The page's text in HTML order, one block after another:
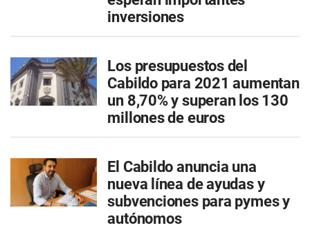
inversiones
Los presupuestos del
Cabildo para 2021 aumentan
un 8,70% y superan los 130
millones de euros
El Cabildo anuncia una
nueva línea de ayudas y
subvenciones para pymes y
autónomos